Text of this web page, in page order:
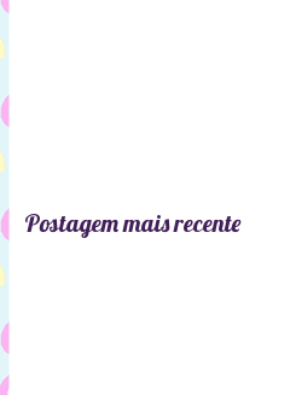
Postagem mais recente